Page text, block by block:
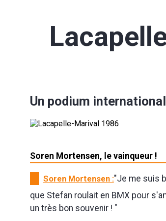
Un podium
Soren Mortensen, le vainqueur !
Soren Mortensen :"Je me suis
que Stefan roulait en BMX pour
un très bon souvenir ! "